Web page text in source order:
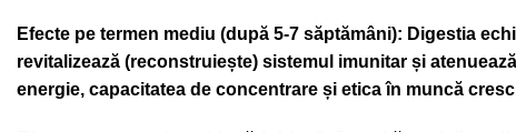
Efecte pe termen mediu (după 5-7 săptămâni): Digestia
revitalizează (reconstruiește) sistemul imunitar și
energie, capacitatea de concentrare și etica în muncă